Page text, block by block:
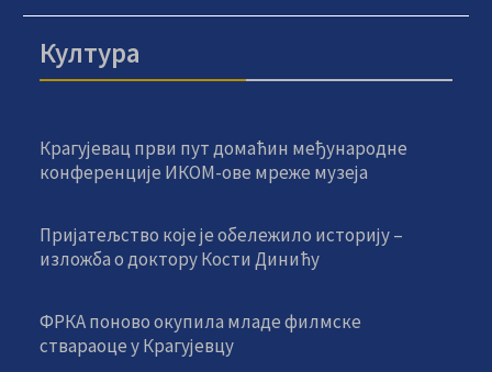
Култура
Крагујевац први пут домаћин међународне
конференције ИКОМ-ове мреже музеја
Пријатељство које је обележило историју –
изложба о доктору Кости Динићу
ФРКА поново окупила младе филмске
ствараоце у Крагујевцу